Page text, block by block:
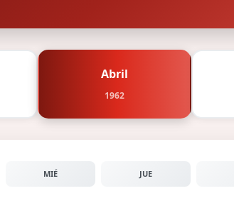
Abril
1962
MIÉ JUE